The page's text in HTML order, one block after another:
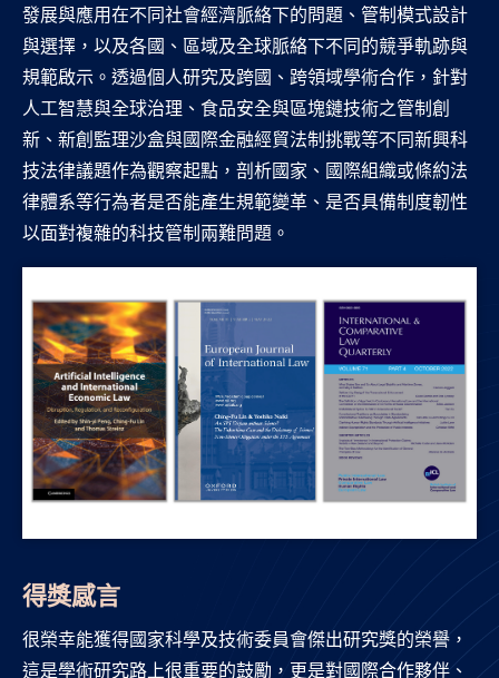
發展與應用在不同社會經濟脈絡下的問題、管制模式設計
與選擇，以及各國、區域及全球脈絡下不同的競爭軌跡與
規範啟示。透過個人研究及跨國、跨領域學術合作，針對
人工智慧與全球治理、食品安全與區塊鏈技術之管制創
新、新創監理沙盒與國際金融經貿法制挑戰等不同新興科
技法律議題作為觀察起點，剖析國家、國際組織或條約法
律體系等行為者是否能產生規範變革、是否具備制度韌性
以面對複雜的科技管制兩難問題。
得獎感言
很榮幸能獲得國家科學及技術委員會傑出研究獎的榮譽，
這是學術研究路上很重要的鼓勵，更是對國際合作夥伴、